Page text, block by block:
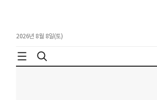
2026년 8월 8일(토)